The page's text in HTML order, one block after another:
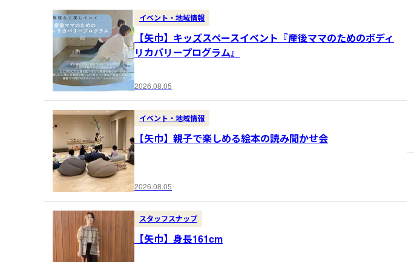
イベント・地域情報
【矢巾】キッズスペースイベント『産後ママのためのボディ
リカバリープログラム』
2026.08.05
イベント・地域情報
【矢巾】親子で楽しめる絵本の読み聞かせ会
2026.08.05
スタッフスナップ
【矢巾】身長161cm